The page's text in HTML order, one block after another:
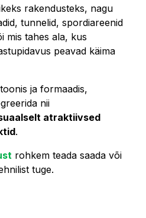
rakendusteks, nagu
tunnelid, spordiareenid
mis tahes ala, kus
peavad käima
ja formaadis,
nii
atraktiivsed
.
rohkem teada saada või
tuge.